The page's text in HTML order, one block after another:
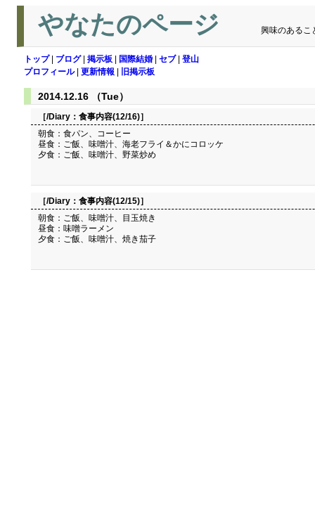
やなたのページ 興味のあるこ
トップ| ブログ| 掲示板 国際結婚 セブ| 登山
プロフィール| 更新情報 旧掲示板
2014.12.16 （Tue）
［/Diary： 食事内容(12/16)］
朝食：食パン、コーヒー
昼食：ご飯、味噌汁、海老フライ＆かにコロッケ
夕食：ご飯、味噌汁、野菜炒め
［/Diary： 食事内容(12/15)］
朝食：ご飯、味噌汁、目玉焼き
昼食：味噌ラーメン
夕食：ご飯、味噌汁、焼き茄子